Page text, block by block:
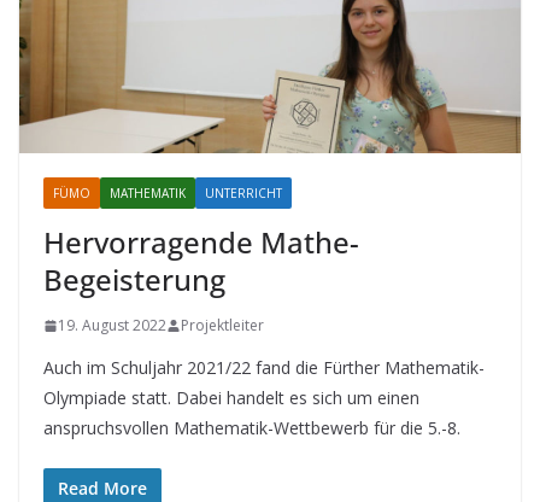
FÜMO MATHEMATIK UNTERRICHT
Hervorragende Mathe-
Begeisterung
19. August 2022 Projektleiter
Auch im Schuljahr 2021/22 fand die Fürther Mathematik-
Olympiade statt. Dabei handelt es sich um einen
anspruchsvollen Mathematik-Wettbewerb für die 5.-8.
Read More